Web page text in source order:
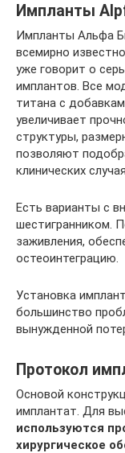
Импланты
Импланты Альфа
всемирно
уже говорит о
имплантов. Все
титана с
увеличивает
структуры,
позволяют
клинических
Есть варианты с
шестигранником.
заживления,
остеоинтеграцию.
Установка
большинство
вынужденной
Протокол
Основой
имплантат. Для
используются
хирургическое